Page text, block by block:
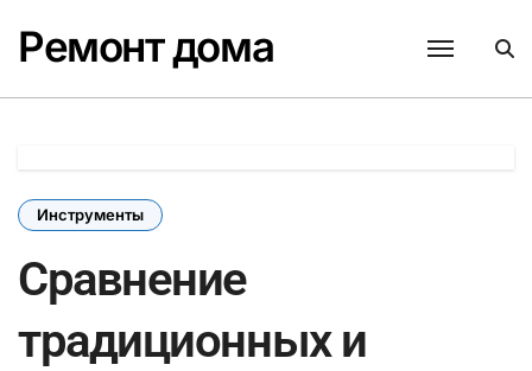
содержанию
Ремонт дома
Инструменты
Сравнение
традиционных и